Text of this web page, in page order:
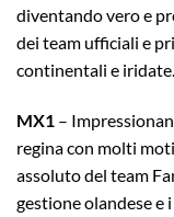
diventando vero e
dei team ufficiali e
continentali e iridate.
MX1 –
regina con molti
assoluto del team
gestione olandese e